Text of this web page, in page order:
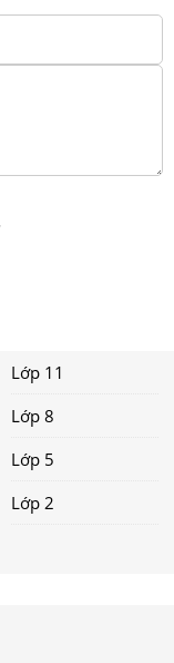
Lớp 11
Lớp 8
Lớp 5
Lớp 2